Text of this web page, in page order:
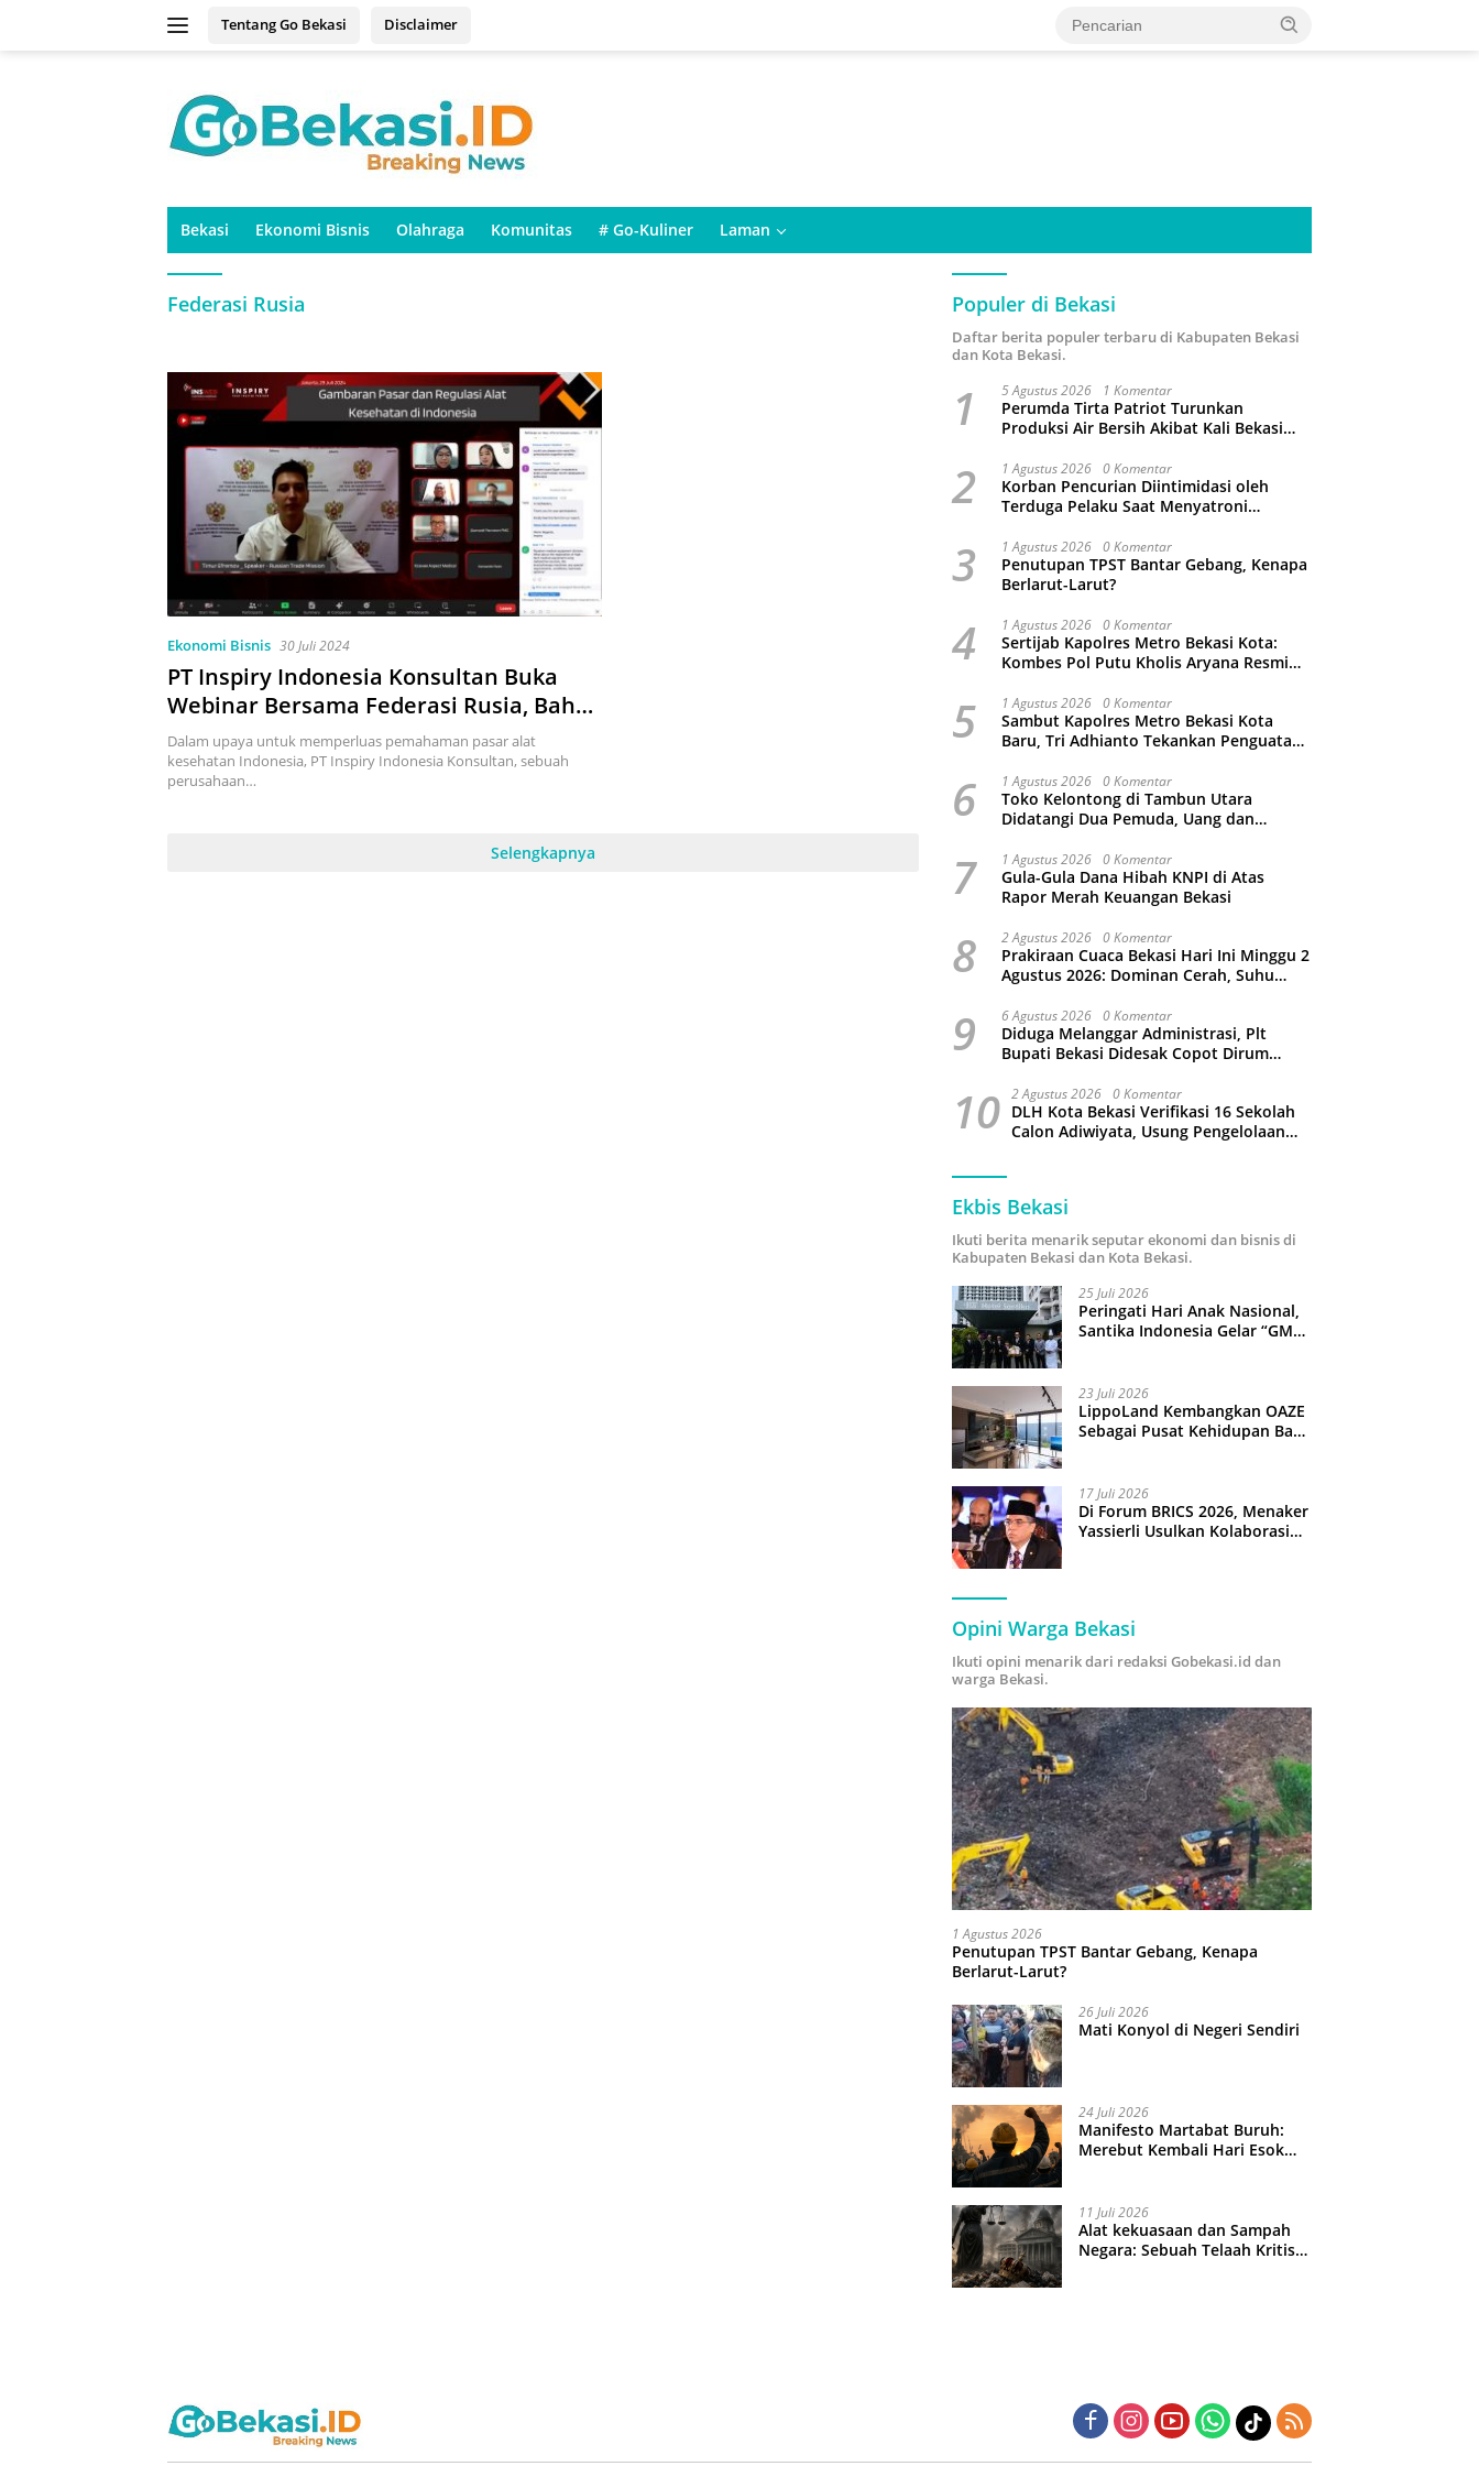
Tentang Go Bekasi Disclaimer
Bekasi Ekonomi Bisnis Olahraga Komunitas # Go-Kuliner Laman
Federasi Rusia
Ekonomi Bisnis 30 Juli 2024
PT Inspiry Indonesia Konsultan Buka
Webinar Bersama Federasi Rusia, Bahas
Pasar Alkes
Dalam upaya untuk memperluas pemahaman pasar alat
kesehatan Indonesia, PT Inspiry Indonesia Konsultan, sebuah
perusahaan…
Selengkapnya
Populer di Bekasi
Daftar berita populer terbaru di Kabupaten Bekasi
dan Kota Bekasi.
1 5 Agustus 2026 1 Komentar
Perumda Tirta Patriot Turunkan
Produksi Air Bersih Akibat Kali Bekasi
2 1 Agustus 2026 0 Komentar
Korban Pencurian Diintimidasi oleh
Terduga Pelaku Saat Menyatroni
Malah Ikut-Ikutan!
3 1 Agustus 2026 0 Komentar
Penutupan TPST Bantar Gebang, Kenapa
Berlarut-Larut?
4 1 Agustus 2026 0 Komentar
Sertijab Kapolres Metro Bekasi Kota:
Kombes Pol Putu Kholis Aryana Resmi
Bintoro
5 1 Agustus 2026 0 Komentar
Sambut Kapolres Metro Bekasi Kota
Baru, Tri Adhianto Tekankan Penguatan
6 1 Agustus 2026 0 Komentar
Toko Kelontong di Tambun Utara
Didatangi Dua Pemuda, Uang dan
7 1 Agustus 2026 0 Komentar
Gula-Gula Dana Hibah KNPI di Atas
Rapor Merah Keuangan Bekasi
8 2 Agustus 2026 0 Komentar
Prakiraan Cuaca Bekasi Hari Ini Minggu 2
Agustus 2026: Dominan Cerah, Suhu
9 6 Agustus 2026 0 Komentar
Diduga Melanggar Administrasi, Plt
Bupati Bekasi Didesak Copot Dirum
10 2 Agustus 2026 0 Komentar
DLH Kota Bekasi Verifikasi 16 Sekolah
Calon Adiwiyata, Usung Pengelolaan
Ekbis Bekasi
Ikuti berita menarik seputar ekonomi dan bisnis di
Kabupaten Bekasi dan Kota Bekasi.
25 Juli 2026
Peringati Hari Anak Nasional,
Santika Indonesia Gelar “GM
23 Juli 2026
LippoLand Kembangkan OAZE
Sebagai Pusat Kehidupan Baru
17 Juli 2026
Di Forum BRICS 2026, Menaker
Yassierli Usulkan Kolaborasi
Opini Warga Bekasi
Ikuti opini menarik dari redaksi Gobekasi.id dan
warga Bekasi.
1 Agustus 2026
Penutupan TPST Bantar Gebang, Kenapa
Berlarut-Larut?
26 Juli 2026
Mati Konyol di Negeri Sendiri
24 Juli 2026
Manifesto Martabat Buruh:
Merebut Kembali Hari Esok
11 Juli 2026
Alat kekuasaan dan Sampah
Negara: Sebuah Telaah Kritis